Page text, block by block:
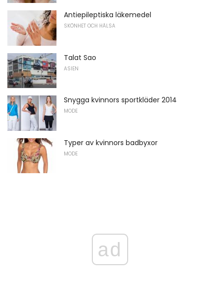
Antiepileptiska läkemedel
SKÖNHET OCH HÄLSA
Talat Sao
ASIEN
Snygga kvinnors sportkläder 2014
MODE
Typer av kvinnors badbyxor
MODE
ad